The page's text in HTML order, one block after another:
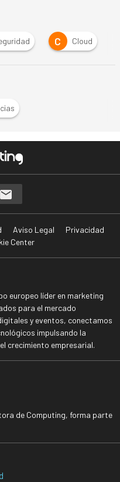
C Cloud
Aviso Legal
Privacidad
Center
europeo líder en marketing
para el mercado
y eventos, conectamos
impulsando la
crecimiento empresarial.
de Computing, forma parte